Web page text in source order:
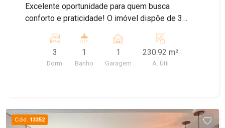
Excelente oportunidade para quem busca
conforto e praticidade! O imóvel dispõe de 3
serviço, com ambientes bem distribuídos para
proporcionar mais comodidade no dia a dia.
Como diferencial, a casa será entregue com
proporcionando mais segurança e comodidade.
3
Dorm.
1
Banho
1
Garagem
230.92 m²
A. Útil
Cód. 13352